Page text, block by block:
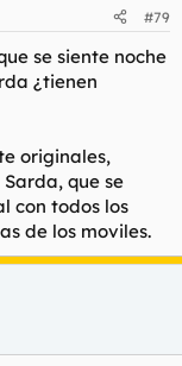
#79
se siente noche
¿tienen
originales,
que se
con todos los
de los moviles.